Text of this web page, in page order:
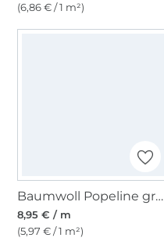
(6,86 € / 1 m²)
Baumwoll Popeline grün
8,95 € / m
(5,97 € / 1 m²)